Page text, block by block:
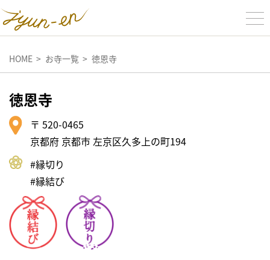
HOME お寺一覧 徳恩寺
徳恩寺
〒 520-0465
京都府 京都市 左京区久多上の町194
#縁切り
#縁結び